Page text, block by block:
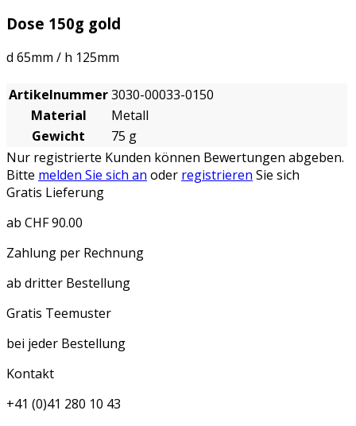
Dose 150g gold
d 65mm / h 125mm
Artikelnummer3030-00033-0150
Material
Metall
Gewicht
75 g
Nur registrierte Kunden können Bewertungen abgeben.
Bitte melden Sie sich an oder registrieren Sie sich
Gratis Lieferung
ab CHF 90.00
Zahlung per Rechnung
ab dritter Bestellung
Gratis Teemuster
bei jeder Bestellung
Kontakt
+41 (0)41 280 10 43